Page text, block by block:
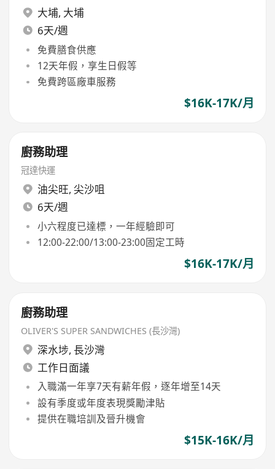
大埔, 大埔
6天/週
免費膳食供應
12天年假，享生日假等
免費跨區廠車服務
$16K-17K/月
廚務助理
冠達快運
油尖旺, 尖沙咀
6天/週
小六程度已達標，一年經驗即可
12:00-22:00/13:00-23:00固定工時
$16K-17K/月
廚務助理
OLIVER'S SUPER SANDWICHES (長沙灣)
深水埗, 長沙灣
工作日面議
入職滿一年享7天有薪年假，逐年增至14天
設有季度或年度表現獎勵津貼
提供在職培訓及晉升機會
$15K-16K/月